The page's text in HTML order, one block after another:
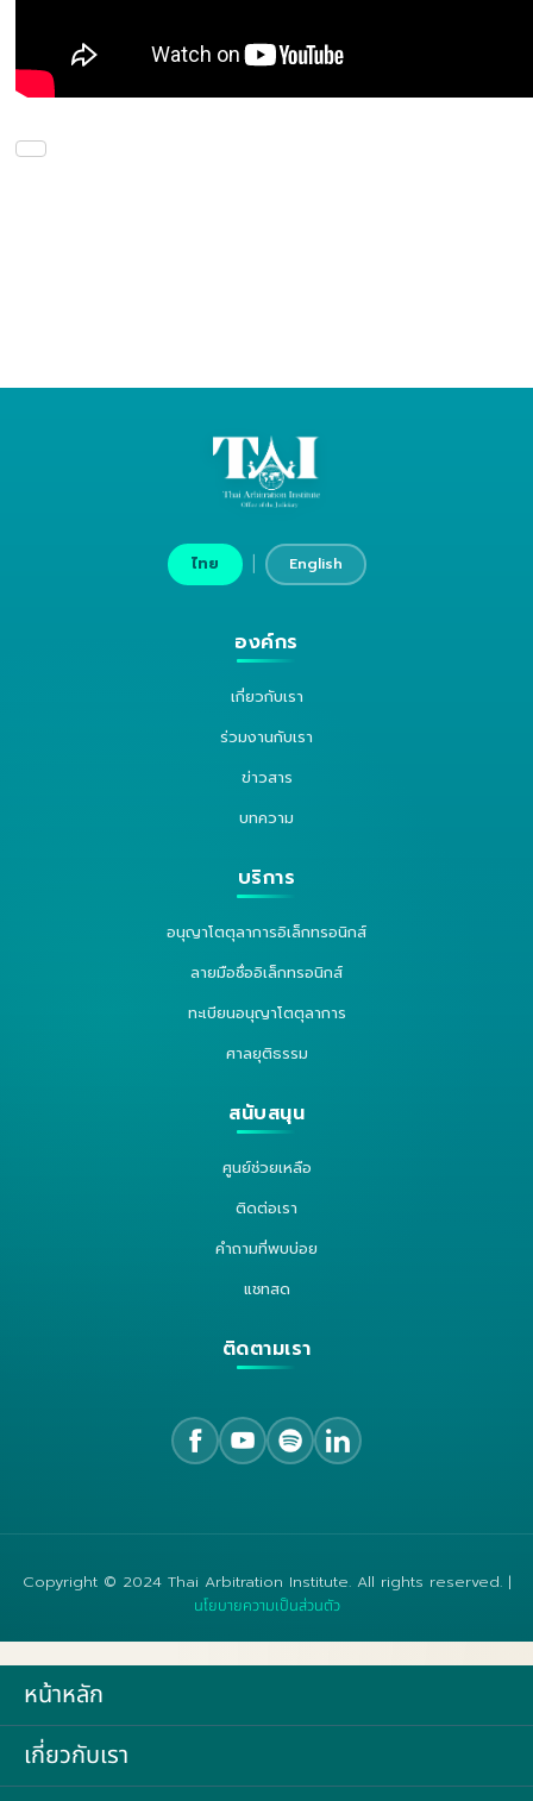
ไทย | English
องค์กร
เกี่ยวกับเรา
ร่วมงานกับเรา
ข่าวสาร
บทความ
บริการ
อนุญาโตตุลาการอิเล็กทรอนิกส์
ลายมือชื่ออิเล็กทรอนิกส์
ทะเบียนอนุญาโตตุลาการ
ศาลยุติธรรม
สนับสนุน
ศูนย์ช่วยเหลือ
ติดต่อเรา
คำถามที่พบบ่อย
แชทสด
ติดตามเรา
Copyright © 2024 Thai Arbitration Institute. All rights reserved. |
นโยบายความเป็นส่วนตัว
หน้าหลัก
เกี่ยวกับเรา